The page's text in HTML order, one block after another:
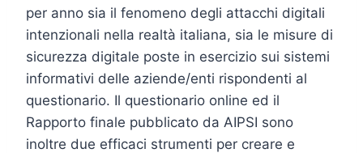
per anno sia il fenomeno degli attacchi digitali
intenzionali nella realtà italiana, sia le misure di
sicurezza digitale poste in esercizio sui sistemi
informativi delle aziende/enti rispondenti al
questionario. Il questionario online ed il
Rapporto finale pubblicato da AIPSI sono
inoltre due efficaci strumenti per creare e